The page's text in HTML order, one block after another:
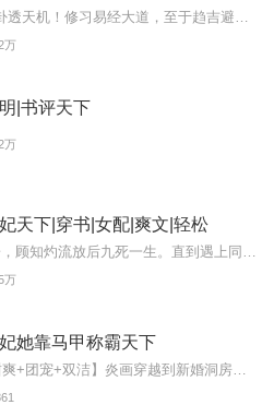
万
|书评天下
万
天下|穿书|女配|爽文|轻松
万
她靠马甲称霸天下